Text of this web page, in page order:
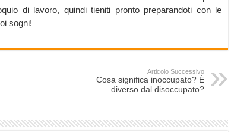
di lavoro, quindi tieniti pronto preparandoti con le
sogni!
Articolo Successivo
Cosa significa inoccupato? È
diverso dal disoccupato?